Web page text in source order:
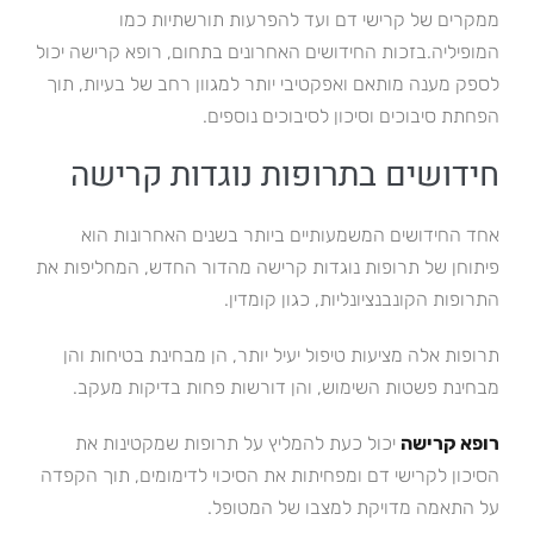
ממקרים של קרישי דם ועד להפרעות תורשתיות כמו
המופיליה.בזכות החידושים האחרונים בתחום, רופא קרישה יכול
לספק מענה מותאם ואפקטיבי יותר למגוון רחב של בעיות, תוך
הפחתת סיבוכים וסיכון לסיבוכים נוספים.
חידושים בתרופות נוגדות קרישה
אחד החידושים המשמעותיים ביותר בשנים האחרונות הוא
פיתוחן של תרופות נוגדות קרישה מהדור החדש, המחליפות את
התרופות הקונבנציונליות, כגון קומדין.
תרופות אלה מציעות טיפול יעיל יותר, הן מבחינת בטיחות והן
מבחינת פשטות השימוש, והן דורשות פחות בדיקות מעקב.
רופא קרישה יכול כעת להמליץ על תרופות שמקטינות את
הסיכון לקרישי דם ומפחיתות את הסיכוי לדימומים, תוך הקפדה
על התאמה מדויקת למצבו של המטופל.